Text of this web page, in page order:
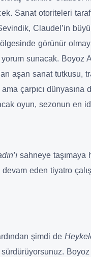
Sanat otoriteleri
Claudel’in
görünür
sunacak. Boyoz
aşan sanat tutkusu,
çarpıcı
oyun, sezonun en
sahneye taşımaya
eden tiyatro
şimdi de